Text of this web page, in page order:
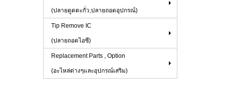
(ปลายดูดตะกั่ว,ปลายถอดอุปกรณ์)
Tip Remove IC
(ปลายถอดไอซี)
Replacement Parts , Option
(อะไหล่ต่างๆและอุปกรณ์เสริม)